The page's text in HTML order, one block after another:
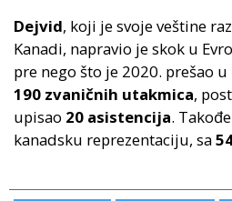
Dejvid, koji je svoje veštine
Kanadi, napravio je skok u
pre nego što je 2020. prešao u
190 zvaničnih utakmica,
upisao 20 asistencija.
kanadsku reprezentaciju, sa